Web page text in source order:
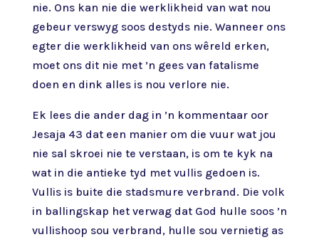
nie. Ons kan nie die werklikheid van wat nou
gebeur verswyg soos destyds nie. Wanneer ons
egter die werklikheid van ons wêreld erken,
moet ons dit nie met ’n gees van fatalisme
doen en dink alles is nou verlore nie.
Ek lees die ander dag in ’n kommentaar oor
Jesaja 43 dat een manier om die vuur wat jou
nie sal skroei nie te verstaan, is om te kyk na
wat in die antieke tyd met vullis gedoen is.
Vullis is buite die stadsmure verbrand. Die volk
in ballingskap het verwag dat God hulle soos ’n
vullishoop sou verbrand, hulle sou vernietig as